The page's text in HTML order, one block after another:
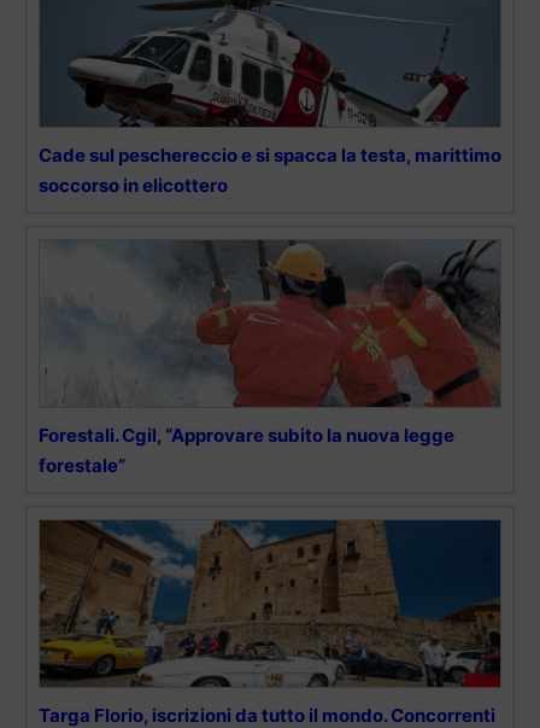
Cade sul peschereccio e si spacca la testa, marittimo
soccorso in elicottero
Forestali. Cgil, “Approvare subito la nuova legge
forestale”
Targa Florio, iscrizioni da tutto il mondo. Concorrenti